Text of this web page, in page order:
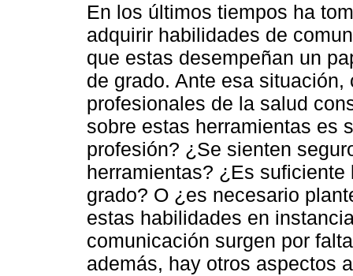
En los últimos tiempos ha
adquirir habilidades de
que estas desempeñan un
de grado. Ante esa
profesionales de la salud
sobre estas herramientas es
profesión? ¿Se sienten
herramientas? ¿Es
grado? O ¿es necesario
estas habilidades en
comunicación surgen por
además, hay otros aspectos